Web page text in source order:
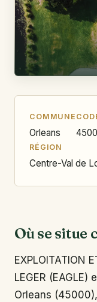
COMMUNE
Orleans
RÉGION
Centre-Val de
Où se situe
EXPLOITATION
LEGER
Orleans